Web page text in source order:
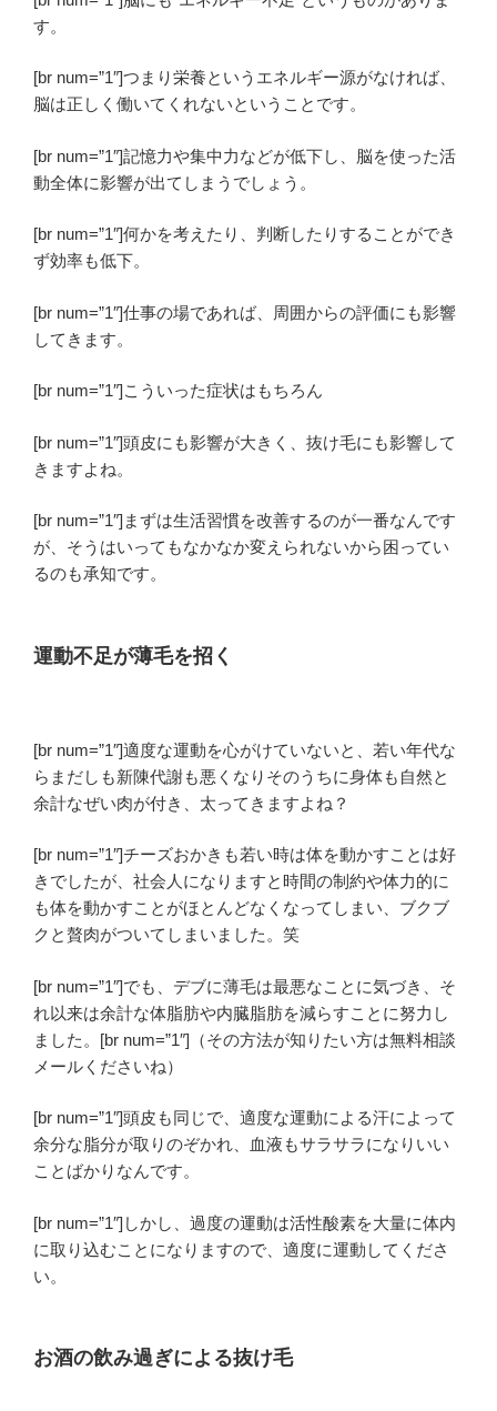
す。
[br num=”1″]つまり栄養というエネルギー源がなければ、
脳は正しく働いてくれないということです。
[br num=”1″]記憶力や集中力などが低下し、脳を使った活
動全体に影響が出てしまうでしょう。
[br num=”1″]何かを考えたり、判断したりすることができ
ず効率も低下。
[br num=”1″]仕事の場であれば、周囲からの評価にも影響
してきます。
[br num=”1″]こういった症状はもちろん
[br num=”1″]頭皮にも影響が大きく、抜け毛にも影響して
きますよね。
[br num=”1″]まずは生活習慣を改善するのが一番なんです
が、そうはいってもなかなか変えられないから困ってい
るのも承知です。
運動不足が薄毛を招く
[br num=”1″]適度な運動を心がけていないと、若い年代な
らまだしも新陳代謝も悪くなりそのうちに身体も自然と
余計なぜい肉が付き、太ってきますよね？
[br num=”1″]チーズおかき も若い時は体を動かすことは好
きでしたが、社会人になりますと時間の制約や体力的に
も体を動かすことがほとんどなくなってしまい、 ブクブ
ク と贅肉がついてしまいました。笑
[br num=”1″]でも、デブに薄毛は最悪なことに気づき、そ
れ以来は余計な体脂肪や内臓脂肪を減らすことに努力し
ました。[br num=”1″]（その方法が知りたい方は無料相談
メールくださいね）
[br num=”1″]頭皮も同じで、適度な運動による汗によって
余分な脂分が取りのぞかれ、血液もサラサラになりいい
ことばかりなんです。
[br num=”1″]しかし、過度の運動は活性酸素を大量に体内
に取り込むことになりますので、適度に運動してくださ
い。
お酒の飲み過ぎによる抜け毛